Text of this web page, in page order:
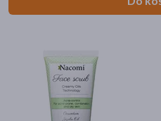
Kremy do twarzy
Maseczki do twarzy
Toniki i hydrolaty
Peeling twarzy
Olejki do twarzy